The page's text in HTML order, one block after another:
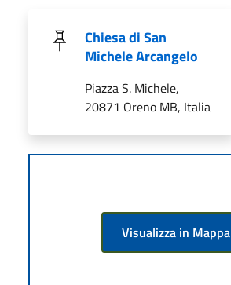
Chiesa di San
Michele Arcangelo
Piazza S. Michele,
20871 Oreno MB, Italia
Visualizza in Mappa